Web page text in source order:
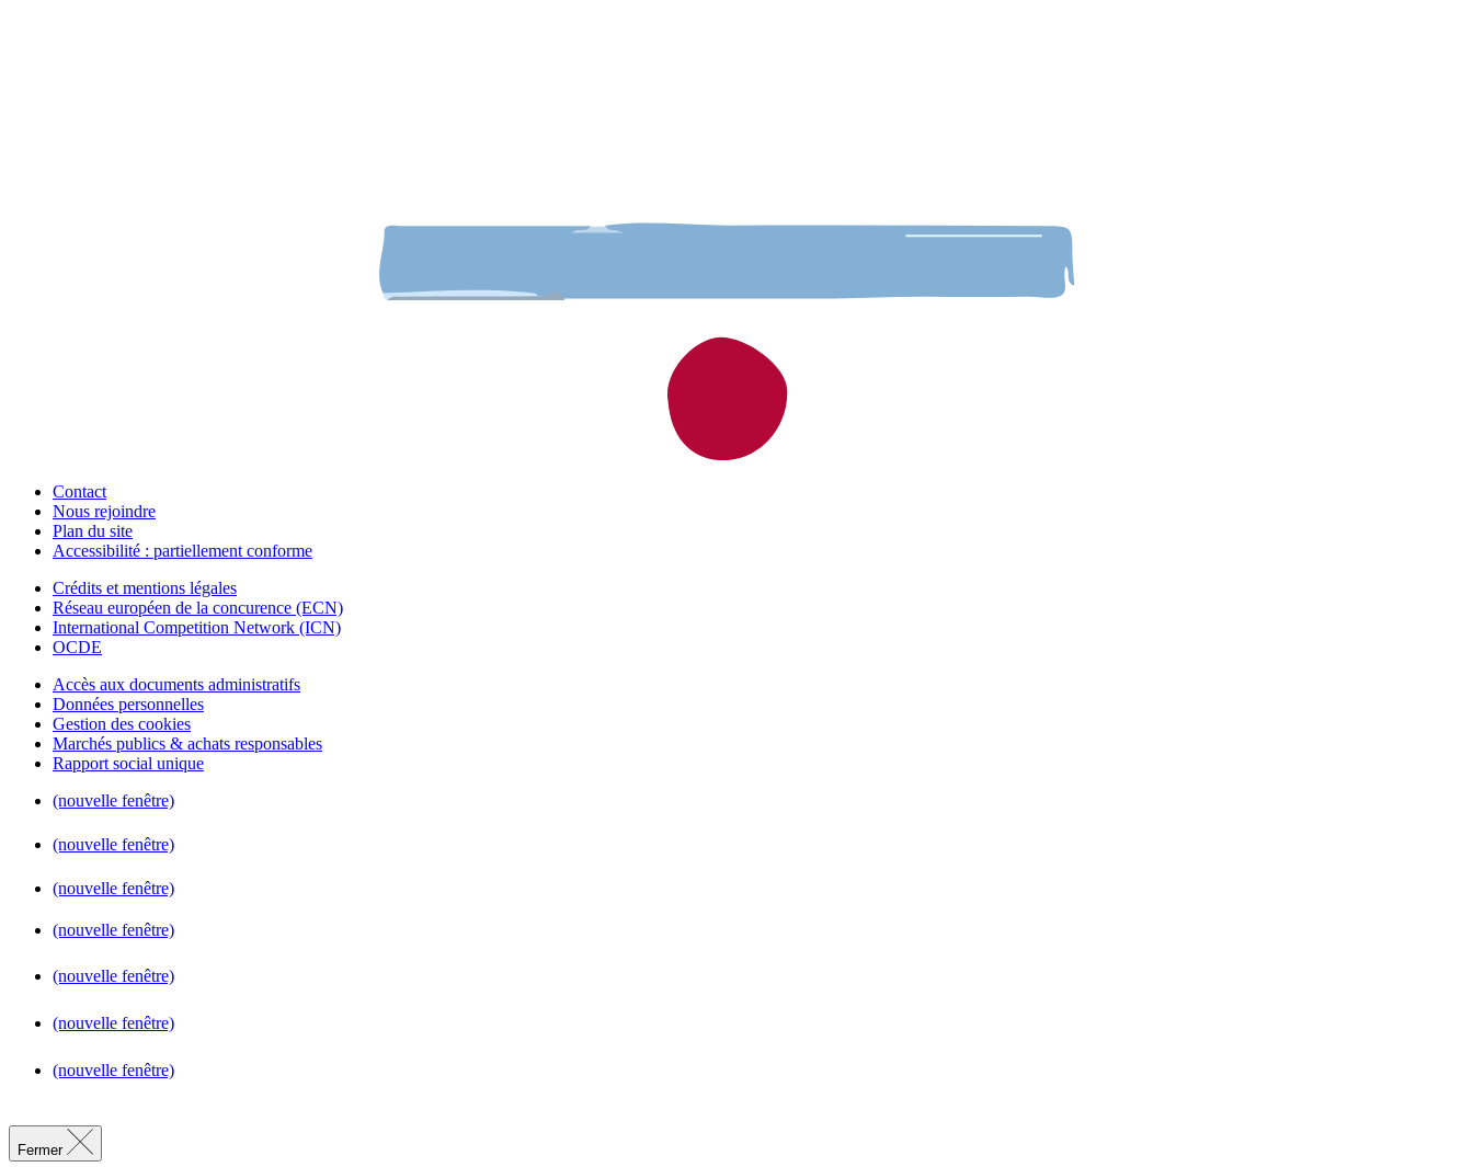
Contact
Nous rejoindre
Plan du site
Accessibilité : partiellement conforme
Crédits et mentions légales
Réseau européen de la concurence (ECN)
International Competition Network (ICN)
OCDE
Accès aux documents administratifs
Données personnelles
Gestion des cookies
Marchés publics & achats responsables
Rapport social unique
(nouvelle fenêtre)
(nouvelle fenêtre)
(nouvelle fenêtre)
(nouvelle fenêtre)
(nouvelle fenêtre)
(nouvelle fenêtre)
(nouvelle fenêtre)
Fermer